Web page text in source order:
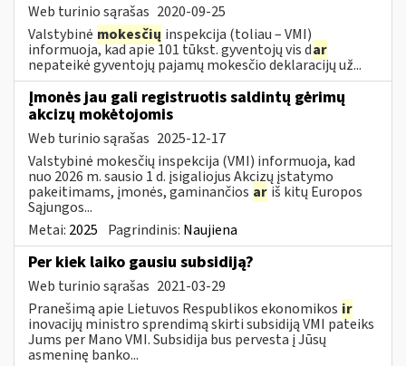
Web turinio sąrašas 2020-09-25
Valstybinė mokesčių inspekcija (toliau – VMI)
informuoja, kad apie 101 tūkst. gyventojų vis dar
nepateikė gyventojų pajamų mokesčio deklaracijų už...
Įmonės jau gali registruotis saldintų gėrimų
akcizų mokėtojomis
Web turinio sąrašas 2025-12-17
Valstybinė mokesčių inspekcija (VMI) informuoja, kad
nuo 2026 m. sausio 1 d. įsigaliojus Akcizų įstatymo
pakeitimams, įmonės, gaminančios ar iš kitų Europos
Sąjungos...
Metai: 2025 Pagrindinis: Naujiena
Per kiek laiko gausiu subsidiją?
Web turinio sąrašas 2021-03-29
Pranešimą apie Lietuvos Respublikos ekonomikos ir
inovacijų ministro sprendimą skirti subsidiją VMI pateiks
Jums per Mano VMI. Subsidija bus pervesta į Jūsų
asmeninę banko...